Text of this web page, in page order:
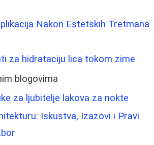
Nakon Estetskih Tretmana
za hidrataciju lica tokom zime
blogovima
za ljubitelje lakova za nokte
Iskustva, Izazovi i Pravi